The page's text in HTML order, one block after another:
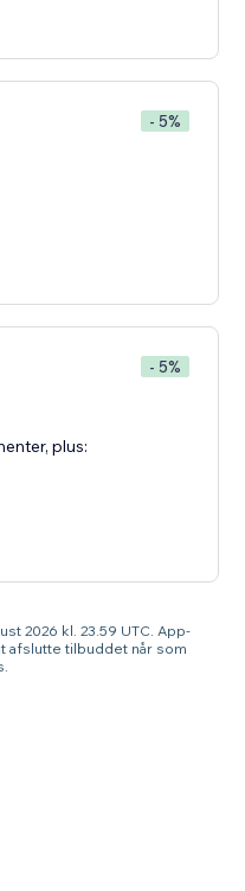
- 5%
- 5%
plus:
2026 kl. 23.59 UTC. App-
afslutte tilbuddet når som